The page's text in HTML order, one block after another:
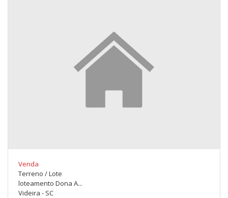
Venda
Terreno / Lote
loteamento Dona A...
Videira - SC